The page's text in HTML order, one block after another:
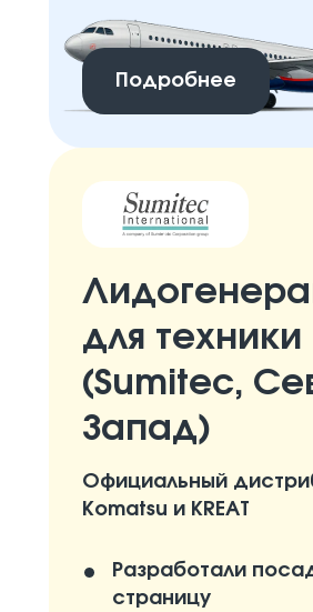
Подробнее
для техники
(Sumitec,
Запад)
Официальный
Komatsu и KREAT
Разработали
страницу